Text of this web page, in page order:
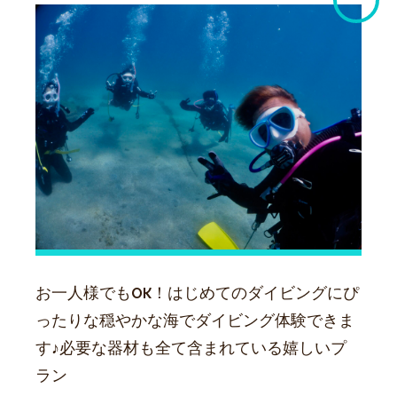
お一人様でもOK！はじめてのダイビングにぴ
ったりな穏やかな海でダイビング体験できま
す♪必要な器材も全て含まれている嬉しいプ
ラン